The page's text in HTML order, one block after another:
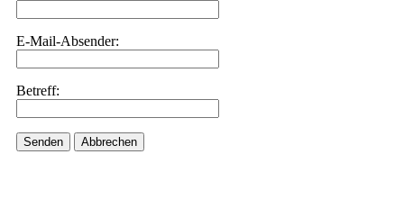
E-Mail-Absender:
Betreff:
Senden Abbrechen